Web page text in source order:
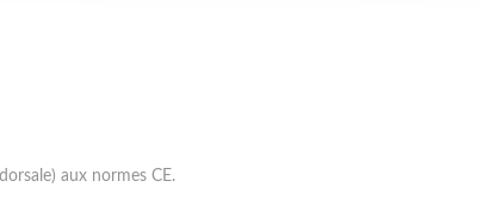
aux normes CE.